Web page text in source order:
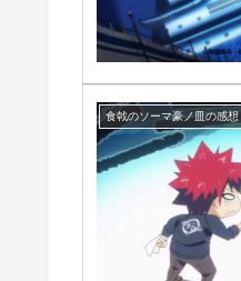
食戟のソーマ豪ノ皿の感想